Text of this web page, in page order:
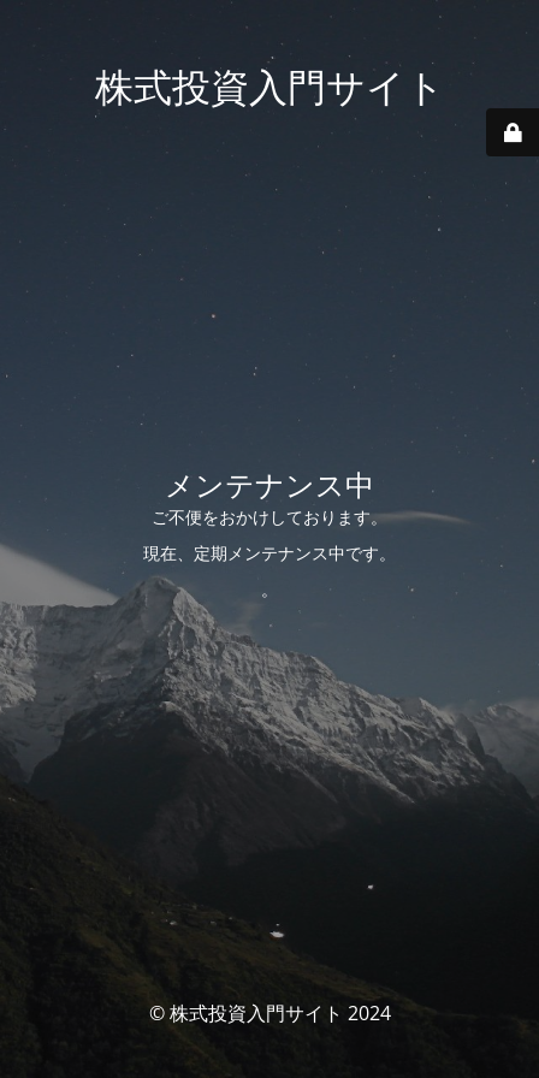
株式投資入門サイト
メンテナンス中
ご不便をおかけしております。
現在、定期メンテナンス中です。
。
© 株式投資入門サイト 2024